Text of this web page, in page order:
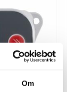
Om